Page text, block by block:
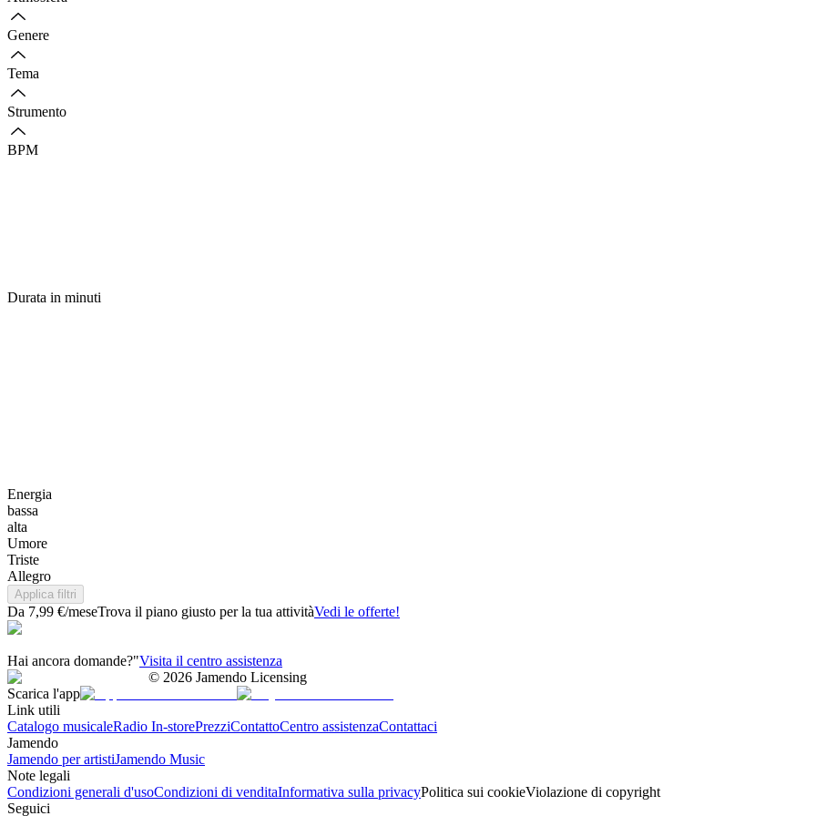
Genere
Tema
Strumento
BPM
Durata in minuti
Energia
bassa
alta
Umore
Triste
Allegro
Applica filtri
Da 7,99 €/meseTrova il piano giusto per la tua attivitàVedi le offerte!
Hai ancora domande?"Visita il centro assistenza
© 2026 Jamendo Licensing
Scarica l'app
Link utili
Catalogo musicaleRadio In-storePrezziContattoCentro assistenzaContattaci
Jamendo
Jamendo per artistiJamendo Music
Note legali
Condizioni generali d'usoCondizioni di venditaInformativa sulla privacyPolitica sui cookieViolazione di copyright
Seguici